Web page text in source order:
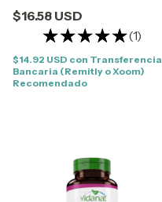
$16.58 USD
(1)
$14.92 USD con Transferencia
Bancaria (Remitly o Xoom)
Recomendado